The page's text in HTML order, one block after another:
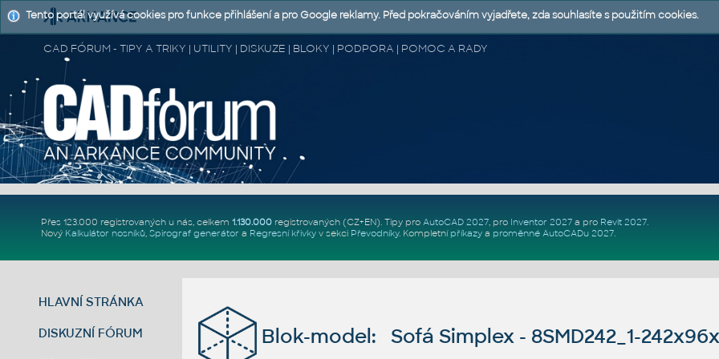
CAD FÓRUM - TIPY A TRIKY | UTILITY | DISKUZE | BLOKY | PODPORA | POMOC A RADY
Přes 123.000 registrovaných u nás, celkem 1.130.000registrovaných (CZ+EN). Tipy pro AutoCAD 2027, pro Inventor 2027a pro Revit 2027.
Nový Kalkulátor nosníků, Spirograf generátor a Regresní křivkyv sekci Převodníky. Kompletní příkazya proměnné AutoCADu 2027.
HLAVNÍ STRÁNKA
DISKUZNÍ FÓRUM Blok-model: Sofá Simplex - 8SMD242_1-
Tento portál využívá cookies pro funkce přihlášení a pro Google reklamy. Před pokračováním vyjadřete, zda souhlasíte s použitím cookies.